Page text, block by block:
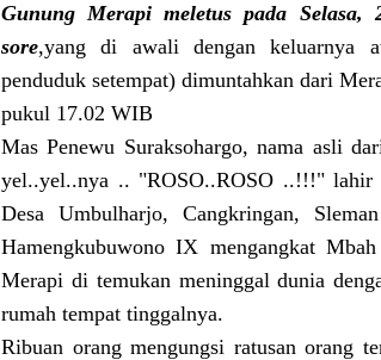
Gunung Merapi meletus pada
sore,yang di awali dengan keluarnya
penduduk setempat) dimuntahkan dari
pukul 17.02 WIB
Mas Penewu Suraksohargo, nama asli
yel..yel..nya .. "ROSO..ROSO ..!!!"
Desa Umbulharjo, Cangkringan,
Hamengkubuwono IX mengangkat
Merapi di temukan meninggal dunia
rumah tempat tinggalnya.
Ribuan orang mengungsi ratusan orang